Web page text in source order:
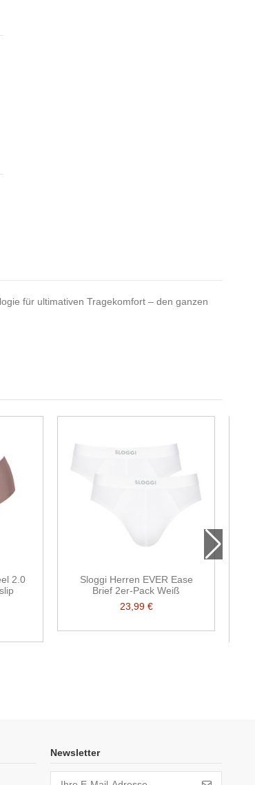
für ultimativen Tragekomfort – den ganzen
2.0
Sloggi Herren EVER Ease
Brief 2er-Pack Weiß
23,99 €
Newsletter